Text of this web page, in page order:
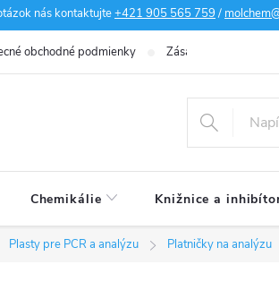
nás kontaktujte+421 905 565 759/
obchodné podmienky Zásady ochrany
Chemikálie Knižnice a
Plasty pre PCR a analýzu Platničky na analýzu